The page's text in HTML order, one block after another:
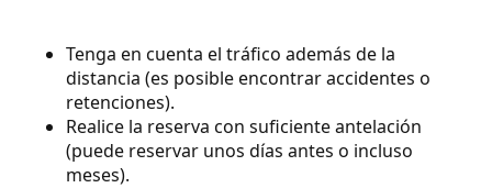
Tenga en cuenta el tráfico además de la
distancia (es posible encontrar accidentes o
retenciones).
Realice la reserva con suficiente antelación
(puede reservar unos días antes o incluso
meses).